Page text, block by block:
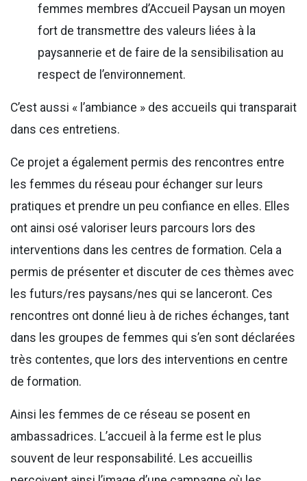
femmes membres d’Accueil Paysan un moyen
fort de transmettre des valeurs liées à la
paysannerie et de faire de la sensibilisation au
respect de l’environnement.
C’est aussi « l’ambiance » des accueils qui transparait
dans ces entretiens.
Ce projet a également permis des rencontres entre
les femmes du réseau pour échanger sur leurs
pratiques et prendre un peu confiance en elles. Elles
ont ainsi osé valoriser leurs parcours lors des
interventions dans les centres de formation. Cela a
permis de présenter et discuter de ces thèmes avec
les futurs/res paysans/nes qui se lanceront. Ces
rencontres ont donné lieu à de riches échanges, tant
dans les groupes de femmes qui s’en sont déclarées
très contentes, que lors des interventions en centre
de formation.
Ainsi les femmes de ce réseau se posent en
ambassadrices. L’accueil à la ferme est le plus
souvent de leur responsabilité. Les accueillis